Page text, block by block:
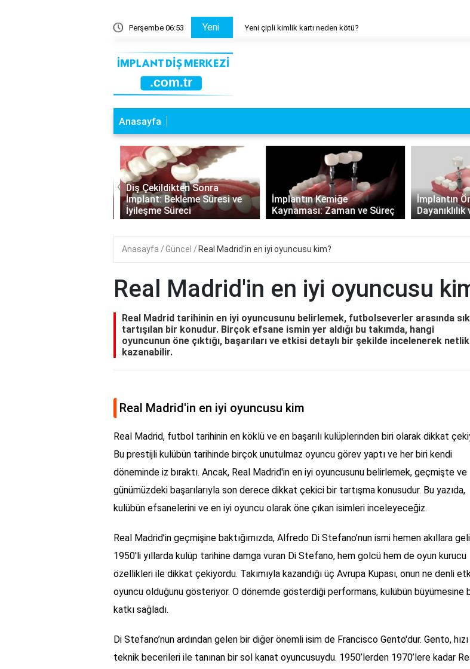
Perşembe 06:53 Yeni Yeni çipli kimlik kartı neden kötü?
Anasayfa
Diş Çekildikten Sonra
İmplant: Bekleme Süresi ve
İyileşme Süreci
İmplantın Kemiğe
Kaynaması: Zaman ve Süreç
İmplantın
Dayanıklılık
‹
Anasayfa Güncel Real Madrid'in en iyi oyuncusu kim?
Real Madrid'in en iyi oyuncusu
Real Madrid tarihinin en iyi oyuncusunu belirlemek, futbolseverler arasında
tartışılan bir konudur. Birçok efsane ismin yer aldığı bu takımda, hangi
oyuncunun öne çıktığı, başarıları ve etkisi detaylı bir şekilde incelenerek netlik
kazanabilir.
Real Madrid'in en iyi oyuncusu kim
Real Madrid, futbol tarihinin en köklü ve en başarılı kulüplerinden biri olarak dikkat
Bu prestijli kulübün tarihinde birçok unutulmaz oyuncu görev yaptı ve her biri kendi
döneminde iz bıraktı. Ancak, Real Madrid'in en iyi oyuncusunu belirlemek, geçmişte ve
günümüzdeki başarılarıyla son derece dikkat çekici bir tartışma konusudur. Bu yazıda,
kulübün efsanelerini ve en iyi oyuncu olarak öne çıkan isimleri inceleyeceğiz.
Real Madrid’in geçmişine baktığımızda, Alfredo Di Stefano’nun ismi hemen akıllara
1950'li yıllarda kulüp tarihine damga vuran Di Stefano, hem golcü hem de oyun kurucu
özellikleri ile dikkat çekiyordu. Takımıyla kazandığı üç Avrupa Kupası, onun ne denli
oyuncu olduğunu gösteriyor. O dönemde gösterdiği performans, kulübün büyümesine
katkı sağladı.
Di Stefano’nun ardından gelen bir diğer önemli isim de Francisco Gento'dur. Gento,
teknik becerileri ile tanınan bir sol kanat oyuncusuydu. 1950’lerden 1970’lere kadar